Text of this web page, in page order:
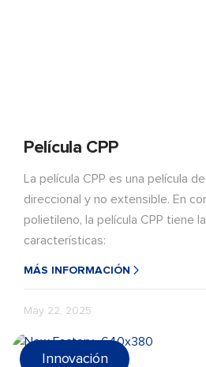
Película CPP
La película CPP es una película
direccional y no extensible. En
polietileno, la película CPP tiene
características:
MÁS INFORMACIÓN
May 22, 2025
Innovación